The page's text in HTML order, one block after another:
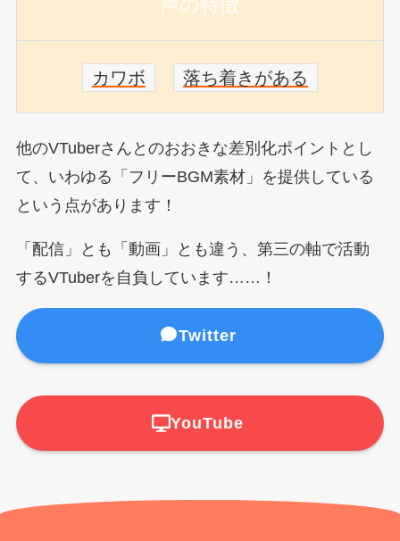
声の特徴
カワボ 落ち着きがある
他のVTuberさんとのおおきな差別化ポイントとし
て、いわゆる「フリーBGM素材」を提供している
という点があります！
「配信」とも「動画」とも違う、第三の軸で活動
するVTuberを自負しています……！
Twitter
YouTube